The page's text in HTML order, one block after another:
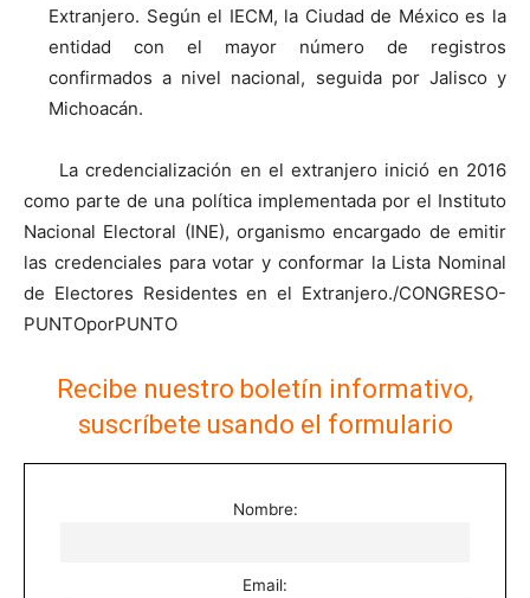
Extranjero. Según el IECM, la Ciudad de México es la
entidad con el mayor número de registros
confirmados a nivel nacional, seguida por Jalisco y
Michoacán.
La credencialización en el extranjero inició en 2016
como parte de una política implementada por el Instituto
Nacional Electoral (INE), organismo encargado de emitir
las credenciales para votar y conformar la Lista Nominal
de Electores Residentes en el Extranjero./CONGRESO-
PUNTOporPUNTO
Recibe nuestro boletín informativo,
suscríbete usando el formulario
Nombre:
Email: